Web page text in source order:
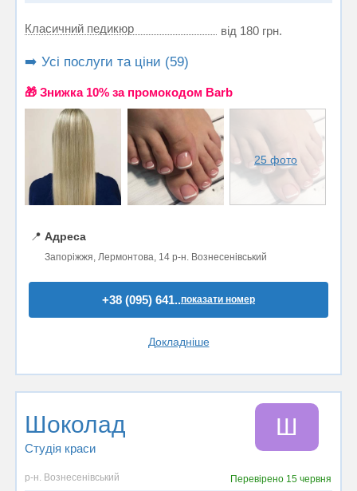
Класичний педикюр від 180 грн.
➡️ Усі послуги та ціни (59)
🎁 Знижка 10% за промокодом Barb
25 фото
📍 Адреса
Запоріжжя, Лермонтова, 14 р-н. Вознесенівський
+38 (095) 641..показати номер
Докладніше
Шоколад
Студія краси
Ш
р-н. Вознесенівський Перевірено 15 червня